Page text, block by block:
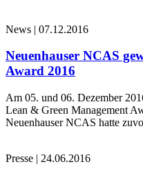
News | 07.12.2016
Neuenhauser NCAS
Award 2016
Am 05. und 06. Dezember
Lean & Green Management
Neuenhauser NCAS hatte
Presse | 24.06.2016